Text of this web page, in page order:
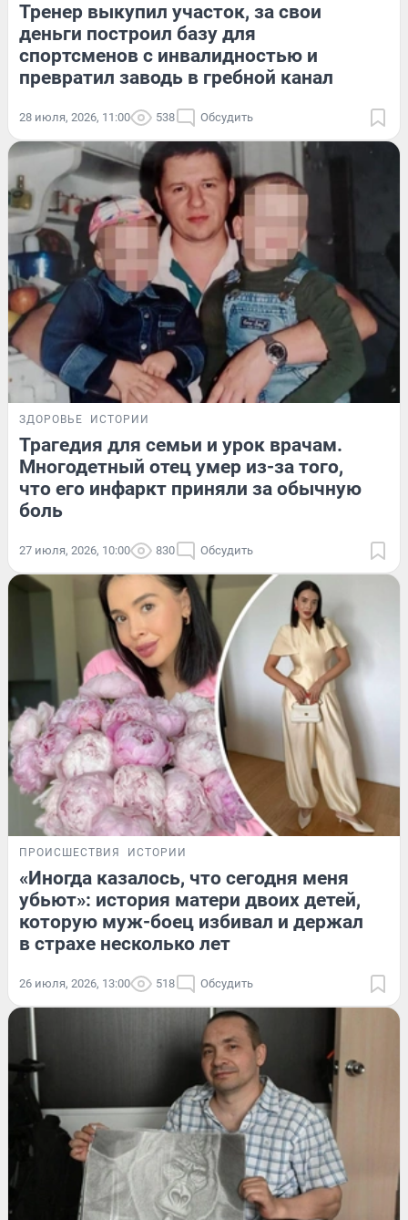
Тренер выкупил участок, за свои
деньги построил базу для
спортсменов с инвалидностью и
превратил заводь в гребной канал
28 июля, 2026, 11:00 538 Обсудить
ЗДОРОВЬЕ ИСТОРИИ
Трагедия для семьи и урок врачам.
Многодетный отец умер из-за того,
что его инфаркт приняли за обычную
боль
27 июля, 2026, 10:00 830 Обсудить
ПРОИСШЕСТВИЯ ИСТОРИИ
«Иногда казалось, что сегодня меня
убьют»: история матери двоих детей,
которую муж-боец избивал и держал
в страхе несколько лет
26 июля, 2026, 13:00 518 Обсудить